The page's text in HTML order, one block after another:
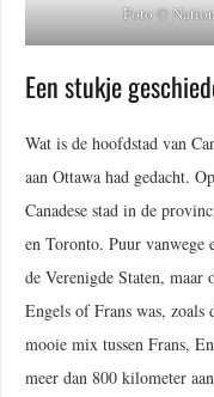
Foto ©
Een stukje
Wat is de hoofdstad van
aan Ottawa had gedacht.
Canadese stad in de
en Toronto. Puur vanwege
de Verenigde Staten, maar
Engels of Frans was, zoals
mooie mix tussen Frans,
meer dan 800 kilometer